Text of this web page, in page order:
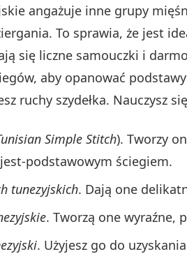
angażuje inne grupy
To sprawia, że jest
się liczne samouczki i
aby opanować
ruchy szydełka. Nauczysz
Simple Stitch). Tworzy
podstawowym ściegiem.
tunezyjskich. Dają one
. Tworzą one wyraźne,
. Użyjesz go do